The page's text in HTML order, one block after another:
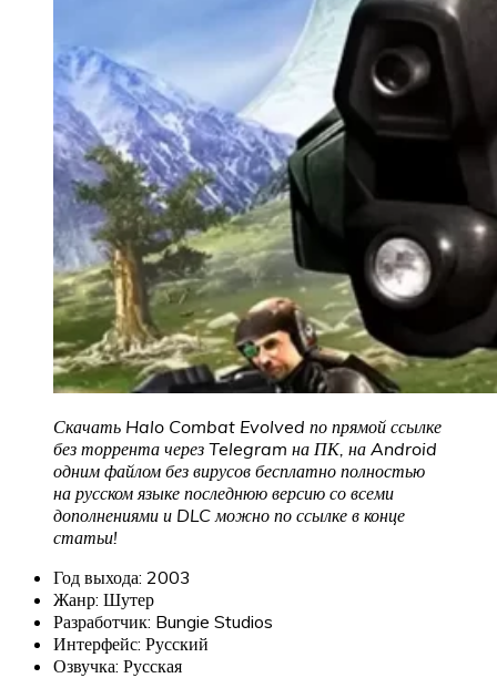
Скачать Halo Combat Evolved по прямой ссылке
без торрента через Telegram на ПК, на Android
одним файлом без вирусов бесплатно полностью
на русском языке последнюю версию со всеми
дополнениями и DLC можно по ссылке в конце
статьи!
Год выхода: 2003
Жанр: Шутер
Разработчик: Bungie Studios
Интерфейс: Русский
Озвучка: Русская